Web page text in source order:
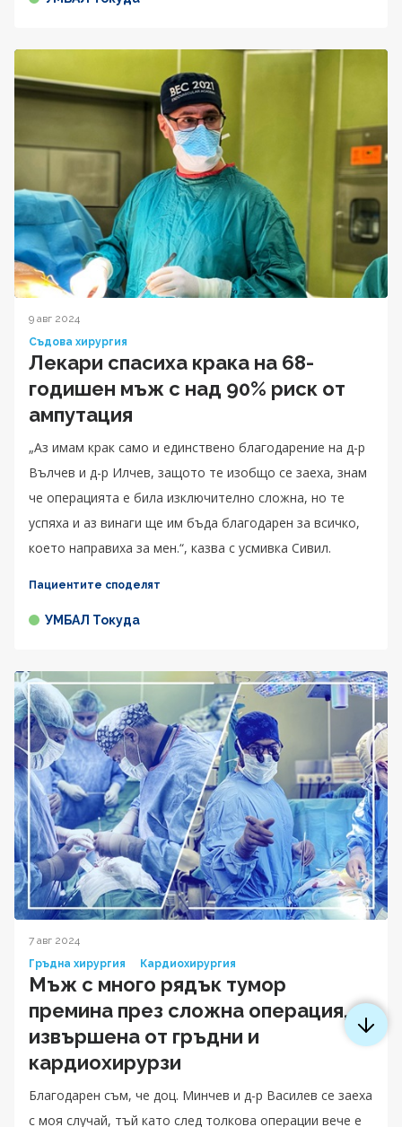
9 авг 2024
Съдова хирургия
Лекари спасиха крака на 68-
годишен мъж с над 90% риск от
ампутация
„Аз имам крак само и единствено благодарение на д-р
Вълчев и д-р Илчев, защото те изобщо се заеха, знам
че операцията е била изключително сложна, но те
успяха и аз винаги ще им бъда благодарен за всичко,
което направиха за мен.“, казва с усмивка Сивил.
Пациентите споделят
УМБАЛ Токуда
7 авг 2024
Гръдна хирургия
Кардиохирургия
Мъж с много рядък тумор
премина през сложна операция,
извършена от гръдни и
кардиохирурзи
Благодарен съм, че доц. Минчев и д-р Василев се заеха
с моя случай, тъй като след толкова операции вече е